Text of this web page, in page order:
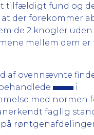
tilfældigt fund og
der forekommer
de 2 knogler uden
mellem dem er
af ovennævnte
i
med normen
faglig
på